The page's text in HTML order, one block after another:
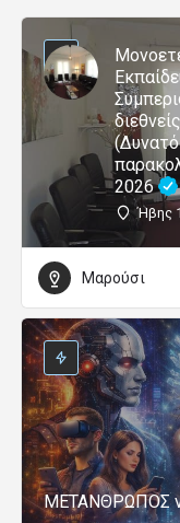
2026
Ήβης
Μαρούσι
ΜΕΤΑΝΘΡΩΠΟΣ